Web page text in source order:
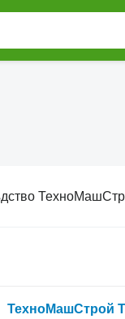
ТехноМашСтрой